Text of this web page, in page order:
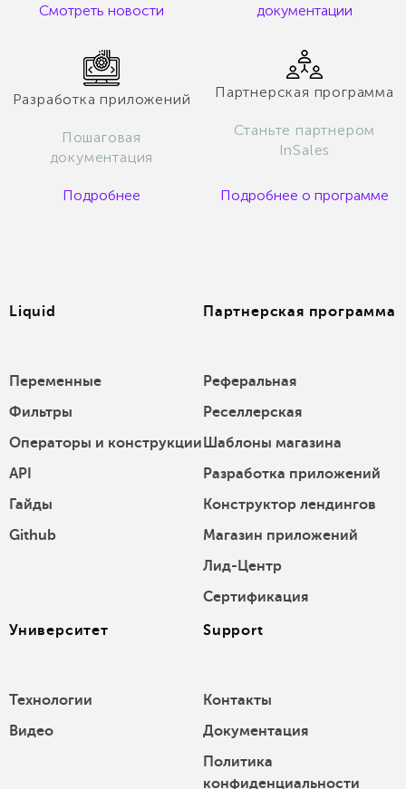
Смотреть новости
документации
Разработка приложений
Пошаговая
документация
Подробнее
Партнерская программа
Станьте партнером
InSales
Подробнее о программе
Liquid
Переменные
Фильтры
Операторы и конструкции
API
Гайды
Github
Партнерская программа
Реферальная
Реселлерская
Шаблоны магазина
Разработка приложений
Конструктор лендингов
Магазин приложений
Лид-Центр
Сертификация
Университет
Технологии
Видео
Support
Контакты
Документация
Политика
конфиденциальности